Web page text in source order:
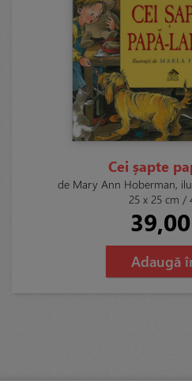
Cei șapte
de Mary Ann Hoberman,
25 x 25 cm /
Adaugă